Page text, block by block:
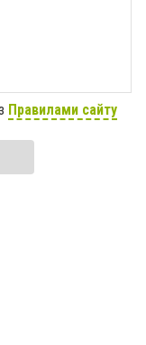
Правилами сайту